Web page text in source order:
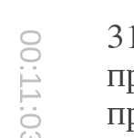
00:11:03